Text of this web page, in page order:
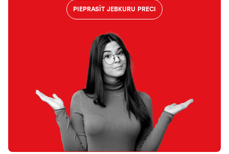
PIEPRASĪT JEBKURU PRECI